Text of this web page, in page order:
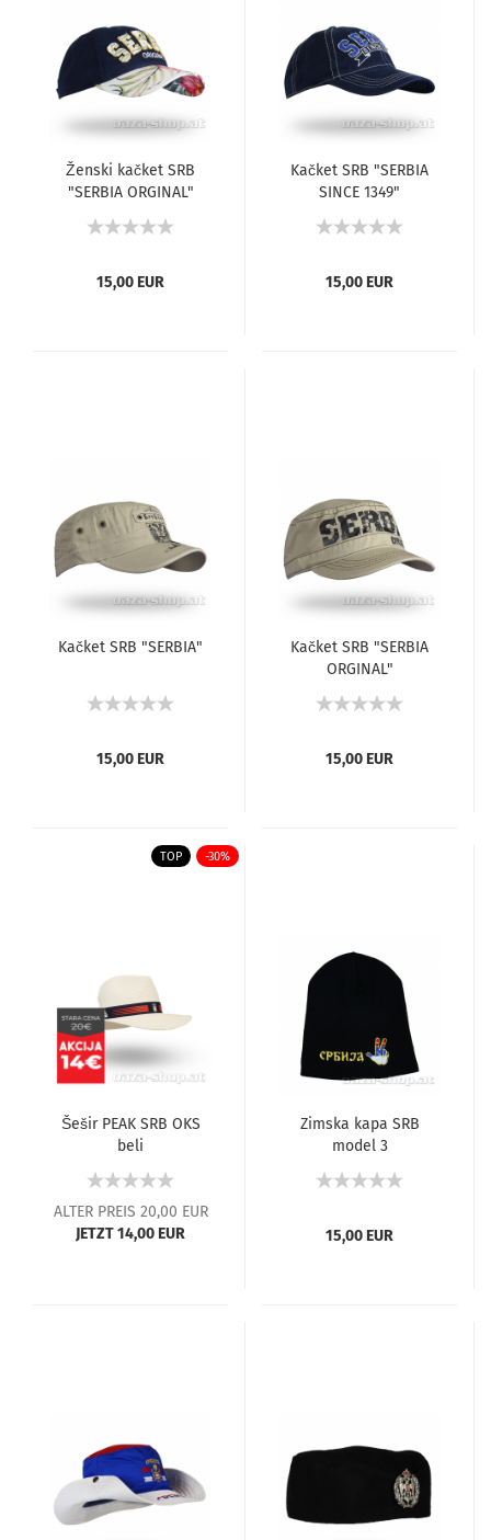
Ženski kačket SRB
"SERBIA ORGINAL"
15,00 EUR
Kačket SRB "SERBIA
SINCE 1349"
15,00 EUR
Kačket SRB "SERBIA"
15,00 EUR
Kačket SRB "SERBIA
ORGINAL"
15,00 EUR
TOP -30%
Šešir PEAK SRB OKS
beli
ALTER PREIS 20,00 EUR
JETZT 14,00 EUR
Zimska kapa SRB
model 3
15,00 EUR